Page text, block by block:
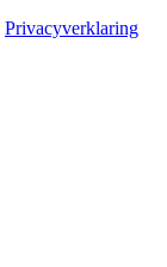
Privacyverklaring